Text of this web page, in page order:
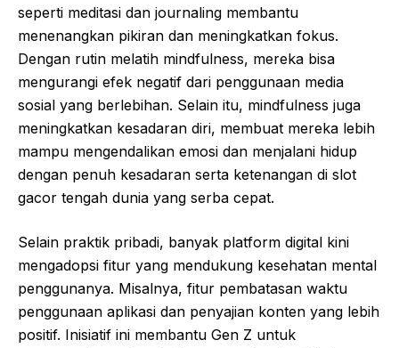
seperti meditasi dan journaling membantu
menenangkan pikiran dan meningkatkan fokus.
Dengan rutin melatih mindfulness, mereka bisa
mengurangi efek negatif dari penggunaan media
sosial yang berlebihan. Selain itu, mindfulness juga
meningkatkan kesadaran diri, membuat mereka lebih
mampu mengendalikan emosi dan menjalani hidup
dengan penuh kesadaran serta ketenangan di slot
gacor tengah dunia yang serba cepat.
Selain praktik pribadi, banyak platform digital kini
mengadopsi fitur yang mendukung kesehatan mental
penggunanya. Misalnya, fitur pembatasan waktu
penggunaan aplikasi dan penyajian konten yang lebih
positif. Inisiatif ini membantu Gen Z untuk